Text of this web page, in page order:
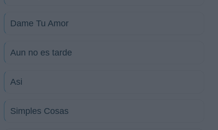
Dame Tu Amor
Aun no es tarde
Asi
Simples Cosas